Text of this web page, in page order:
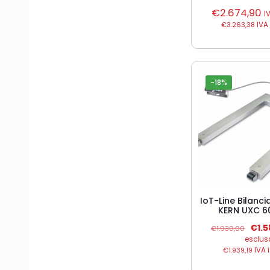
€2.674,90
€3.263,38
-18%
IoT-Line
KERN UXC
€1.930,00
Il€
€1.939,19 IVA